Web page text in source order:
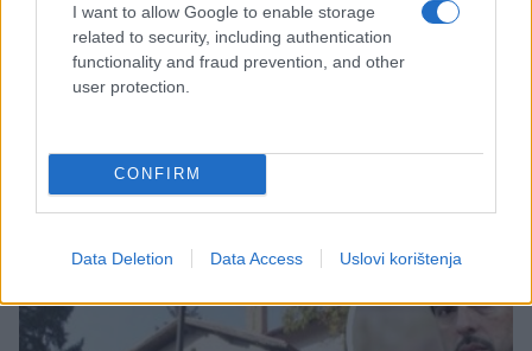
I want to allow Google to enable storage
related to security, including authentication
functionality and fraud prevention, and other
user protection.
CONFIRM
Data Deletion Data Access Uslovi korištenja
AKTUELNO
28.12.16. 10:22
o zabrani zapošljavanja članova uže porodice
Saznaj više